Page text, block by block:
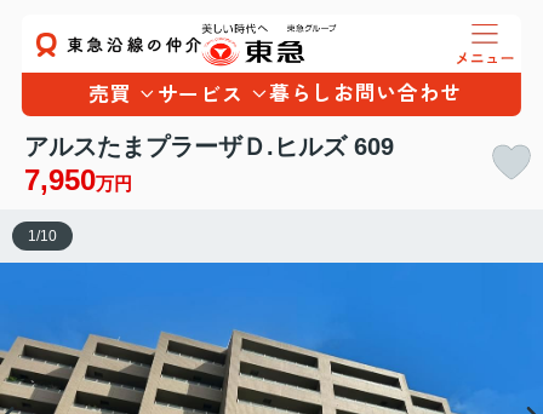
売買 サービス 暮らし お問い合わせ
アルスたまプラーザＤ.ヒルズ 609
7,950万円
1 /10